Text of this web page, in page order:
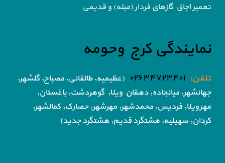
تعمیر اجاق گاز‌های فردار (مبله) و قدیمی
نمایندگی کرج وحومه
تلفن: ۰۲۶۳۴۷۲۳۴۰۱
(عظیمیه, طالقانی, مصباح, گلشهر,
جهانشهر, میانجاده, دهقان ویلا, گوهردشت, باغستان,
مهرویلا, فردیس, محمدشهر, مهرشهر, حصارک, کمالشهر,
کردان, سهیلیه, هشتگرد قدیم, هشتگرد جدید)